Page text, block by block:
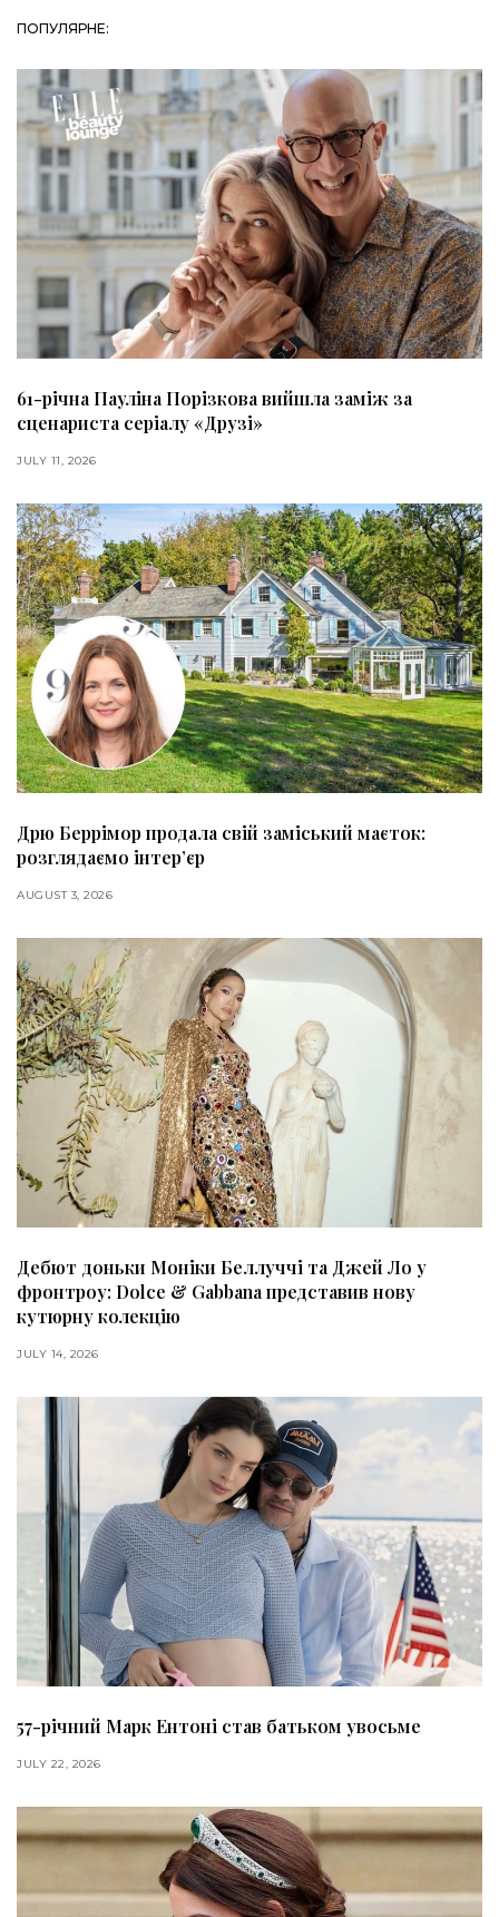
ПОПУЛЯРНЕ:
61-річна Пауліна Порізкова вийшла заміж за
сценариста серіалу «Друзі»
JULY 11, 2026
Дрю Беррімор продала свій заміський маєток:
розглядаємо інтер’єр
AUGUST 3, 2026
Дебют доньки Моніки Беллуччі та Джей Ло у
фронтроу: Dolce & Gabbana представив нову
кутюрну колекцію
JULY 14, 2026
57-річний Марк Ентоні став батьком увосьме
JULY 22, 2026